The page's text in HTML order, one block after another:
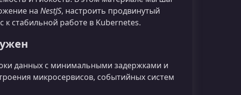
на NestJS, настроить продвинутый
стабильной работе в Kubernetes.
данных с минимальными задержками и
микросервисов, событийных систем